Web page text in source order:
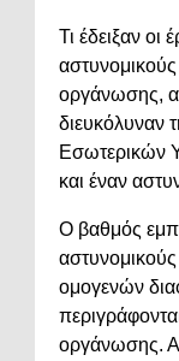
Τι έδειξαν οι
οργάνωσης,
διευκόλυναν
Εσωτερικών
και έναν
Ο βαθμός
ομογενών
οργάνωσης.